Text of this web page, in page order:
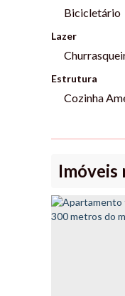
Bicicletário
Lazer
Estrutura
Cozinha
Imóveis